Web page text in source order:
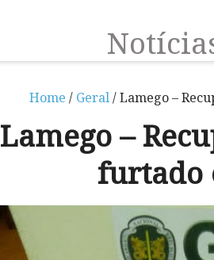
Home / Geral/ Lamego –
Lamego –
furtado